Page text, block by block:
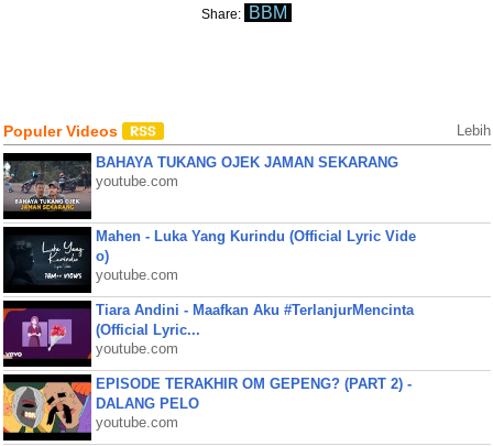
Share: BBM
Populer Videos Lebih
BAHAYA TUKANG OJEK JAMAN SEKARANG
youtube.com
Mahen - Luka Yang Kurindu (Official Lyric Vide
o)
youtube.com
Tiara Andini - Maafkan Aku #TerlanjurMencinta
(Official Lyric...
youtube.com
EPISODE TERAKHIR OM GEPENG? (PART 2) -
DALANG PELO
youtube.com